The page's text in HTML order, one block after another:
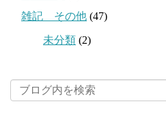
雑記 その他 (47)
未分類 (2)